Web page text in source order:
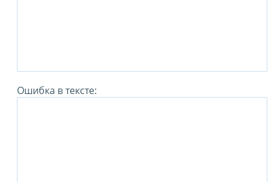
Ошибка в тексте: